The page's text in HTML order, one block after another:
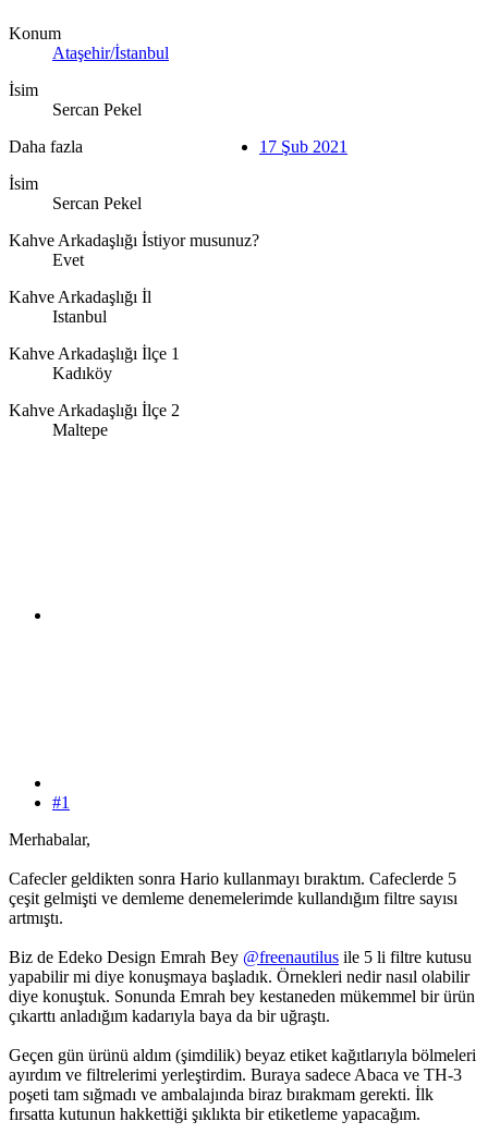
Konum
Ataşehir/İstanbul
İsim
Sercan Pekel
Daha fazla
İsim
Sercan Pekel
Kahve Arkadaşlığı İstiyor musunuz?
Evet
Kahve Arkadaşlığı İl
Istanbul
Kahve Arkadaşlığı İlçe 1
Kadıköy
Kahve Arkadaşlığı İlçe 2
Maltepe
17 Şub 2021
#1
Merhabalar,
Cafecler geldikten sonra Hario kullanmayı bıraktım. Cafeclerde 5
çeşit gelmişti ve demleme denemelerimde kullandığım filtre sayısı
artmıştı.
Biz de Edeko Design Emrah Bey @freenautilus ile 5 li filtre kutusu
yapabilir mi diye konuşmaya başladık. Örnekleri nedir nasıl olabilir
diye konuştuk. Sonunda Emrah bey kestaneden mükemmel bir ürün
çıkarttı anladığım kadarıyla baya da bir uğraştı.
Geçen gün ürünü aldım (şimdilik) beyaz etiket kağıtlarıyla bölmeleri
ayırdım ve filtrelerimi yerleştirdim. Buraya sadece Abaca ve TH-3
poşeti tam sığmadı ve ambalajında biraz bırakmam gerekti. İlk
fırsatta kutunun hakkettiği şıklıkta bir etiketleme yapacağım.